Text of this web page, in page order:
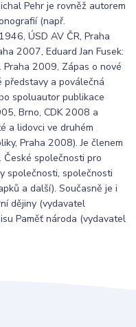
Pehr je rovněž autorem
(např.
ÚSD AV ČR, Praha
2007, Eduard Jan Fusek:
Praha 2009, Zápas o nové
a poválečná
spoluautor publikace
Brno, CDK 2008 a
a lidovci ve druhém
Praha 2008). Je členem
společnosti pro
společnosti, společnosti
a další). Současně je i
dějiny (vydavatel
Paměť národa (vydavatel